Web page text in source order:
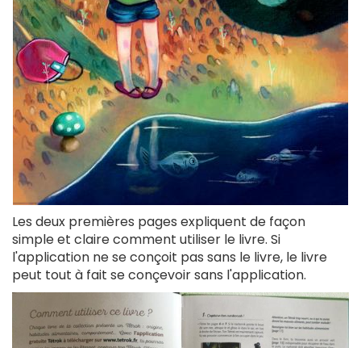
Les deux premières pages expliquent de façon
simple et claire comment utiliser le livre. Si
l'application ne se conçoit pas sans le livre, le livre
peut tout à fait se conçevoir sans l'application.